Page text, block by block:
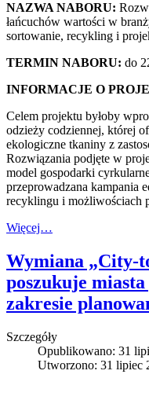
NAZWA NABORU:
łańcuchów wartości w
sortowanie, recykling i
TERMIN NABORU: do
INFORMACJE O
Celem projektu byłoby
odzieży codziennej, której
ekologiczne tkaniny z
Rozwiązania podjęte w
model gospodarki
przeprowadzana kampania
recyklingu i możliwościach
Więcej…
Wymiana „City-
poszukuje
zakresie
Szczegóły
Opublikowano: 31
Utworzono: 31 lipiec